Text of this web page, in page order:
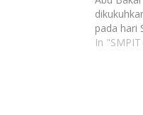
pada hari
Pondok
In